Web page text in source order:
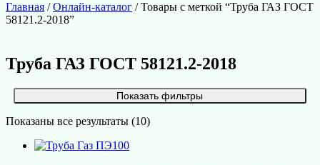
Главная /Онлайн-каталог / Товары с меткой “Труба ГАЗ ГОСТ
58121.2-2018”
Труба ГАЗ ГОСТ 58121.2-2018
Показать фильтры
Показаны все результаты (10)